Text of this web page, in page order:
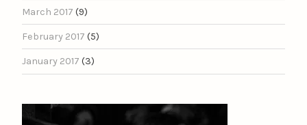
March 2017 (9)
February 2017 (5)
January 2017 (3)